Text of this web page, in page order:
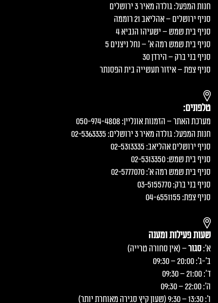
חנות המפעל: גולדה מאיר 3 ירושלים
סניף ירושלים – אהליאב 21 רוממה
סניף בית שמש – ישעיהו הנביא 4
סניף בית שמש רמה א׳ – נחל ניצנים 5
סניף בני ברק – הירדן 30
סניף צפת – איזור תעשייה בית הפסנתר
טלפונים:
מערכת האתר – הזמנות אונליין: 050-974-4808
חנות המפעל: גולדה מאיר 3 ירושלים: 02-5363335
סניף ירושלים אהליאב: 02-5313335
סניף בית שמש: 02-5313350
סניף בית שמש רמה א׳: 02-5777070
סניף בני ברק: 03-5155770
סניף צפת: 04-6551155
שעות פעילות ומענה
א':סגור– (אין סחורה טרייה)
ב'-ג': 20:00 – 09:30
ד': 21:00 – 09:30
ה': 22:00 – 09:30
ו': 13:30 – 9:30 (שעון קיץ סגירה מאוחרת יותר)